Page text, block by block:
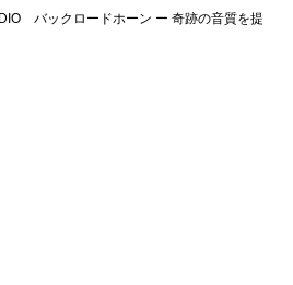
バックロードホーン ー 奇跡の音質を提